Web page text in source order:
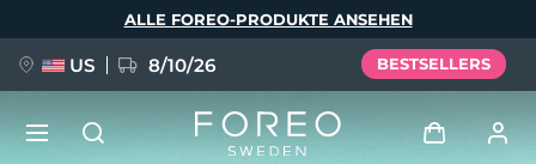
ALLE FOREO-PRODUKTE ANSEHEN
US 8/10/26 BESTSELLERS